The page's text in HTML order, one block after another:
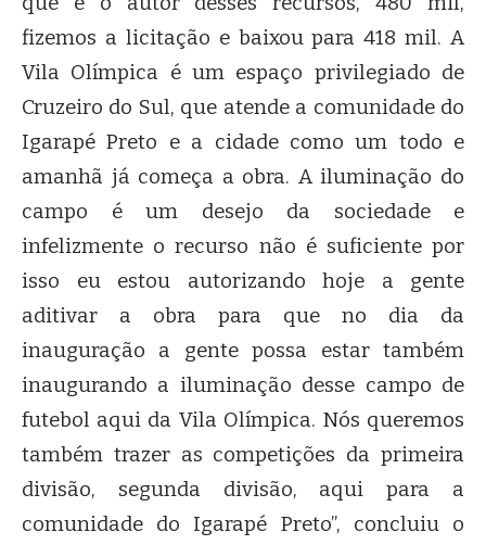
fizemos a licitação e baixou para 418 mil. A
Vila Olímpica é um espaço privilegiado de
Cruzeiro do Sul, que atende a comunidade do
Igarapé Preto e a cidade como um todo e
amanhã já começa a obra. A iluminação do
campo é um desejo da sociedade e
infelizmente o recurso não é suficiente por
isso eu estou autorizando hoje a gente
aditivar a obra para que no dia da
inauguração a gente possa estar também
inaugurando a iluminação desse campo de
futebol aqui da Vila Olímpica. Nós queremos
também trazer as competições da primeira
divisão, segunda divisão, aqui para a
comunidade do Igarapé Preto”, concluiu o